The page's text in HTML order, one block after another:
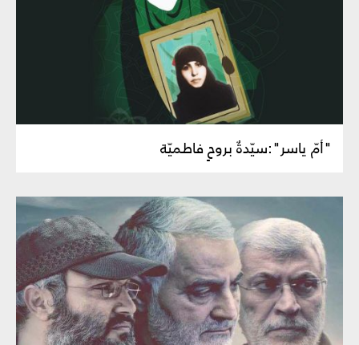
"أمّ ياسر":سيّدةٌ بروحٍ فاطميّة